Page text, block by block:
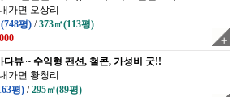
가면 오상리
평) /373㎡(113평)
다뷰 ~ 수익형 팬션, 철콘, 가성비 굿!!
가면 황청리
평) /295㎡(89평)